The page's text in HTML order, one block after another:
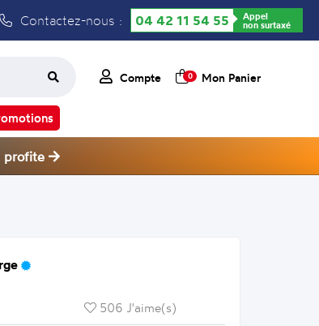
Contactez-nous : 04 42 11 54 55 Appel
non surtaxé
Compte 0 Mon Panier
profite
506 J'aime(s)